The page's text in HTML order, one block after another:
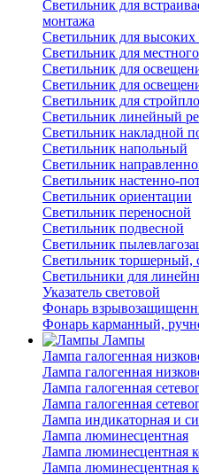
Светильник для
монтажа
Светильник для высоких
Светильник для
Светильник для
Светильник для
Светильник для
Светильник линейный
Светильник накладной
Светильник напольный
Светильник
Светильник настенно-
Светильник ориентации
Светильник переносной
Светильник подвесной
Светильник
Светильник торшерный,
Светильники для
Указатель световой
Фонарь
Фонарь карманный,
Лампы
Лампа галогенная
Лампа галогенная
Лампа галогенная
Лампа галогенная
Лампа индикаторная и
Лампа люминесцентная
Лампа люминесцентная
Лампа люминесцентная